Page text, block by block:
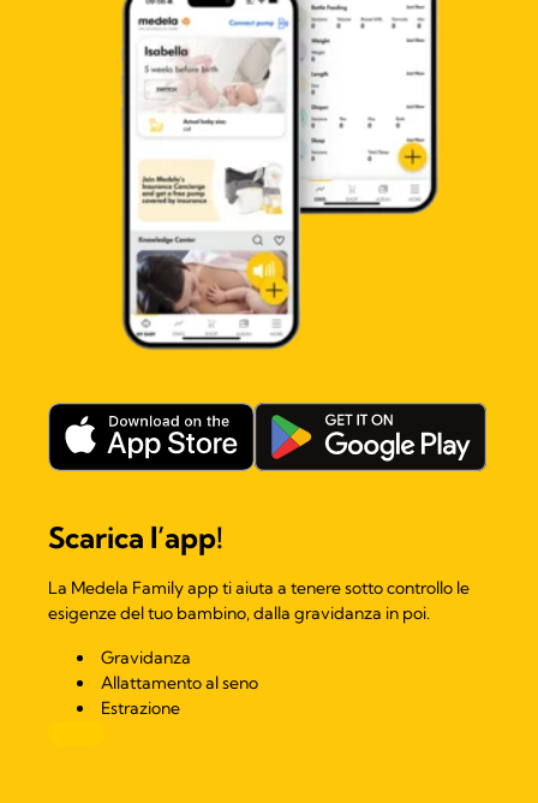
Scarica l’app!
La Medela Family app ti aiuta a tenere sotto controllo le
esigenze del tuo bambino, dalla gravidanza in poi.
Gravidanza
Allattamento al seno
Estrazione